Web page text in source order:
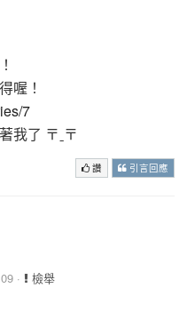
喔！
7
我了 〒ˍ〒
讚 引言回應
· 檢舉